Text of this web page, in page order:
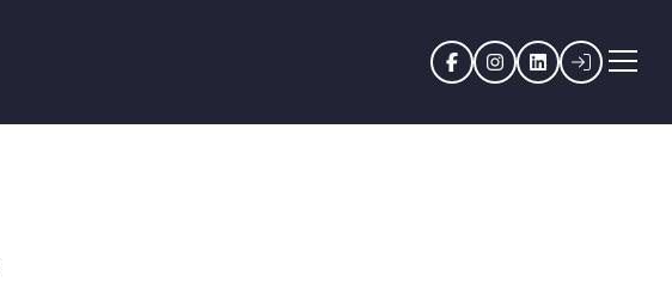
Facebook
Instagram
LinkedIn